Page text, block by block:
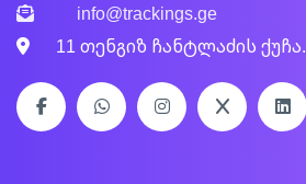
info@trackings.ge
11 თენგიზ ჩანტლაძის ქუჩა.